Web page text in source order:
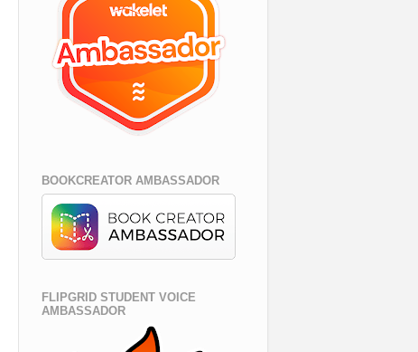
BOOKCREATOR AMBASSADOR
FLIPGRID STUDENT VOICE
AMBASSADOR